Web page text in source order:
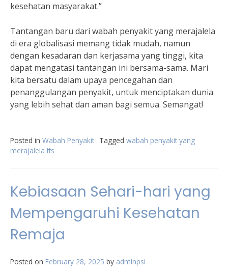
kesehatan masyarakat.”
Tantangan baru dari wabah penyakit yang merajalela
di era globalisasi memang tidak mudah, namun
dengan kesadaran dan kerjasama yang tinggi, kita
dapat mengatasi tantangan ini bersama-sama. Mari
kita bersatu dalam upaya pencegahan dan
penanggulangan penyakit, untuk menciptakan dunia
yang lebih sehat dan aman bagi semua. Semangat!
Posted in Wabah Penyakit Tagged wabah penyakit yang
merajalela tts
Kebiasaan Sehari-hari yang
Mempengaruhi Kesehatan
Remaja
Posted on February 28, 2025 by adminpsi